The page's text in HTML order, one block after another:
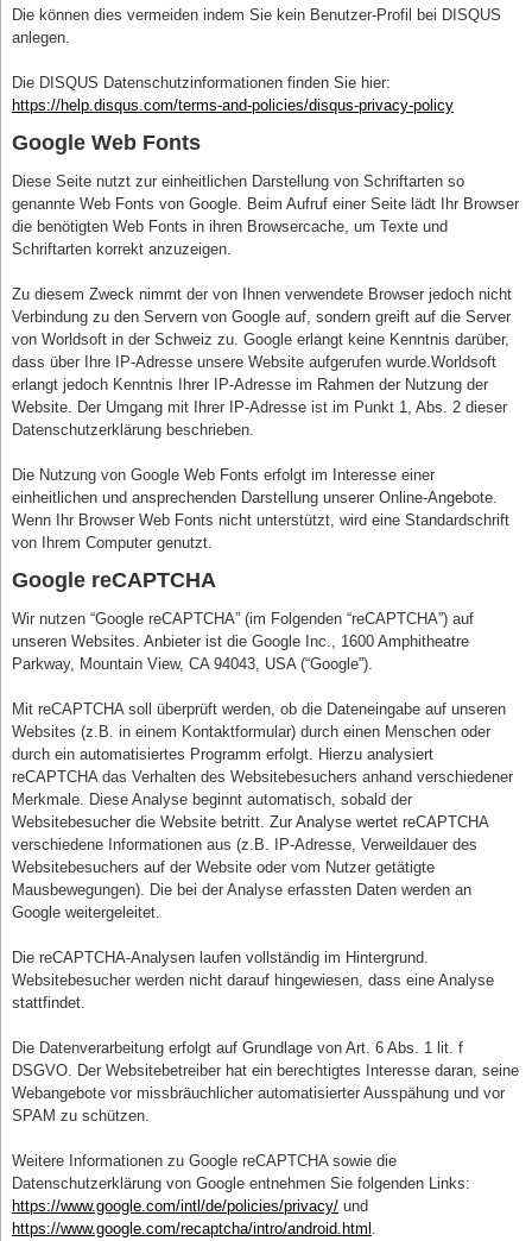
Die können dies vermeiden indem Sie kein Benutzer-Profil bei DISQUS
anlegen.
Die DISQUS Datenschutzinformationen finden Sie hier:
https://help.disqus.com/terms-and-policies/disqus-privacy-policy
Google Web Fonts
Diese Seite nutzt zur einheitlichen Darstellung von Schriftarten so
genannte Web Fonts von Google. Beim Aufruf einer Seite lädt Ihr Browser
die benötigten Web Fonts in ihren Browsercache, um Texte und
Schriftarten korrekt anzuzeigen.
Zu diesem Zweck nimmt der von Ihnen verwendete Browser jedoch nicht
Verbindung zu den Servern von Google auf, sondern greift auf die Server
von Worldsoft in der Schweiz zu. Google erlangt keine Kenntnis darüber,
dass über Ihre IP-Adresse unsere Website aufgerufen wurde.Worldsoft
erlangt jedoch Kenntnis Ihrer IP-Adresse im Rahmen der Nutzung der
Website. Der Umgang mit Ihrer IP-Adresse ist im Punkt 1, Abs. 2 dieser
Datenschutzerklärung beschrieben.
Die Nutzung von Google Web Fonts erfolgt im Interesse einer
einheitlichen und ansprechenden Darstellung unserer Online-Angebote.
Wenn Ihr Browser Web Fonts nicht unterstützt, wird eine Standardschrift
von Ihrem Computer genutzt.
Google reCAPTCHA
Wir nutzen “Google reCAPTCHA” (im Folgenden “reCAPTCHA”) auf
unseren Websites. Anbieter ist die Google Inc., 1600 Amphitheatre
Parkway, Mountain View, CA 94043, USA (“Google”).
Mit reCAPTCHA soll überprüft werden, ob die Dateneingabe auf unseren
Websites (z.B. in einem Kontaktformular) durch einen Menschen oder
durch ein automatisiertes Programm erfolgt. Hierzu analysiert
reCAPTCHA das Verhalten des Websitebesuchers anhand verschiedener
Merkmale. Diese Analyse beginnt automatisch, sobald der
Websitebesucher die Website betritt. Zur Analyse wertet reCAPTCHA
verschiedene Informationen aus (z.B. IP-Adresse, Verweildauer des
Websitebesuchers auf der Website oder vom Nutzer getätigte
Mausbewegungen). Die bei der Analyse erfassten Daten werden an
Google weitergeleitet.
Die reCAPTCHA-Analysen laufen vollständig im Hintergrund.
Websitebesucher werden nicht darauf hingewiesen, dass eine Analyse
stattfindet.
Die Datenverarbeitung erfolgt auf Grundlage von Art. 6 Abs. 1 lit. f
DSGVO. Der Websitebetreiber hat ein berechtigtes Interesse daran, seine
Webangebote vor missbräuchlicher automatisierter Ausspähung und vor
SPAM zu schützen.
Weitere Informationen zu Google reCAPTCHA sowie die
Datenschutzerklärung von Google entnehmen Sie folgenden Links:
https://www.google.com/intl/de/policies/privacy/und
https://www.google.com/recaptcha/intro/android.html